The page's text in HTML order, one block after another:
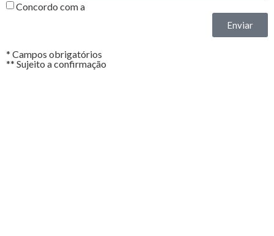
Concordo com a
Enviar
* Campos obrigatórios
** Sujeito a confirmação